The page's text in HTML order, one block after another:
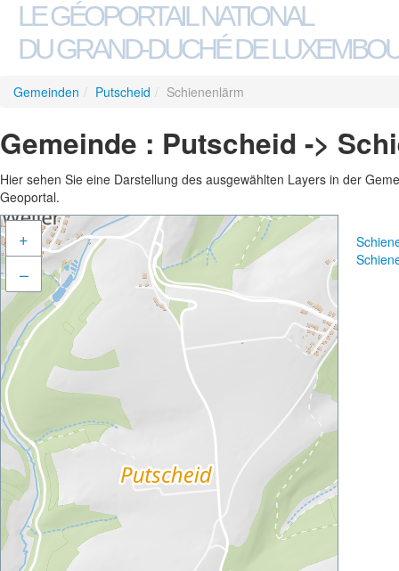
LE GÉOPORTAIL NATIONAL
DU GRAND-DUCHÉ DE
Gemeinden / Putscheid / Schienenlärm
Gemeinde : Putscheid ->
Hier sehen Sie eine Darstellung des ausgewählten Layers in der
Geoportal.
+
–